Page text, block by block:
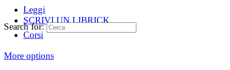
Leggi
SCRIVI UN LIBRICK
Corsi
More options
Search for: